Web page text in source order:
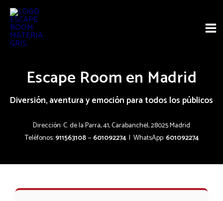
contenido
Escape Room en Madrid
Diversión, aventura y emoción para todos los públicos
Dirección: C. de la Parra, 41, Carabanchel, 28025 Madrid
Teléfonos:911563108— 601092274| WhatsApp:601092274